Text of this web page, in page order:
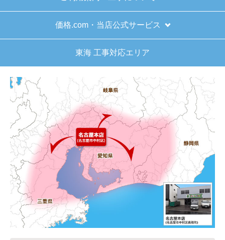
価格.com・当店公式サービス
東海 工事対応エリア